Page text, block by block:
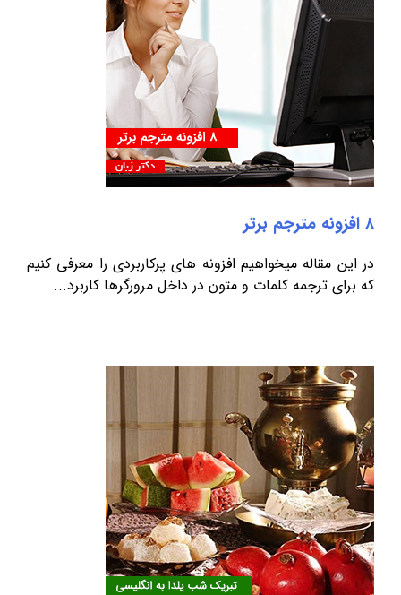
۸ افزونه مترجم برتر
در این مقاله میخواهیم افزونه های پرکاربردی را معرفی کنیم
که برای ترجمه کلمات و متون در داخل مرورگرها کاربرد...